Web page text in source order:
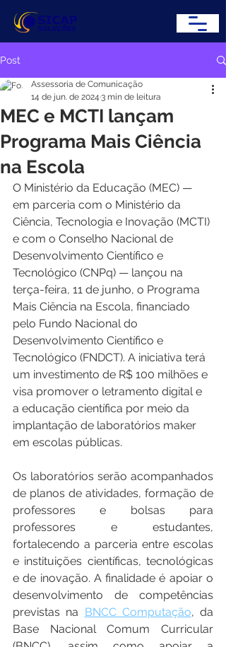
Post
MEC e MCTI lançam
Programa Mais Ciência
na Escola
Assessoria de Comunicação
14 de jun. de 2024 3 min de leitura
O Ministério da Educação (MEC) —
em parceria com o Ministério da
Ciência, Tecnologia e Inovação (MCTI)
e com o Conselho Nacional de
Desenvolvimento Científico e
Tecnológico (CNPq) — lançou na
terça-feira, 11 de junho, o Programa
Mais Ciência na Escola, financiado
pelo Fundo Nacional do
Desenvolvimento Científico e
Tecnológico (FNDCT). A iniciativa terá
um investimento de R$ 100 milhões e
visa promover o letramento digital e
a educação científica por meio da
implantação de laboratórios maker
em escolas públicas.
Os laboratórios serão acompanhados
de planos de atividades, formação de
professores e bolsas para
professores e estudantes,
fortalecendo a parceria entre escolas
e instituições científicas, tecnológicas
e de inovação. A finalidade é apoiar o
desenvolvimento de competências
previstas na BNCC Computação, da
Base Nacional Comum Curricular